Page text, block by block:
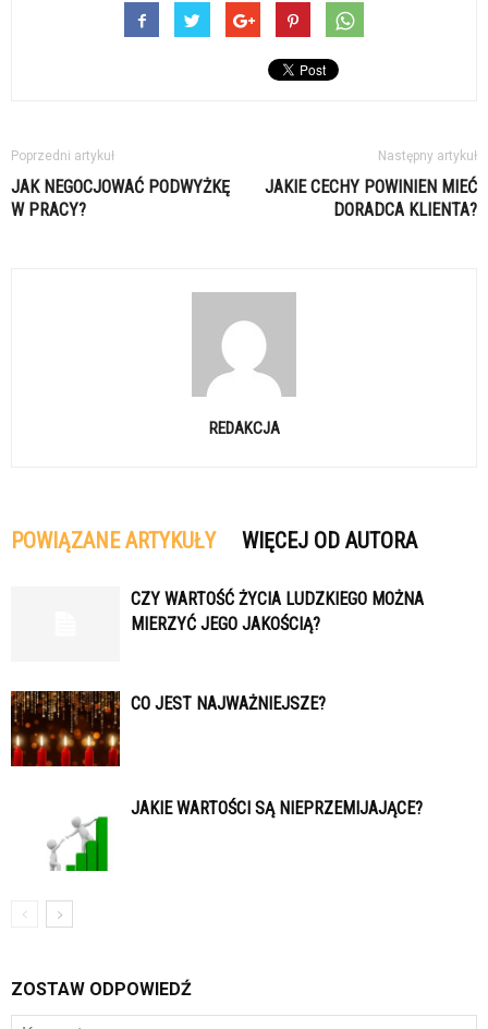
Poprzedni artykuł
JAK NEGOCJOWAĆ PODWYŻKĘ
W PRACY?
Następny artykuł
JAKIE CECHY POWINIEN MIEĆ
DORADCA KLIENTA?
REDAKCJA
POWIĄZANE ARTYKUŁY WIĘCEJ OD AUTORA
CZY WARTOŚĆ ŻYCIA LUDZKIEGO MOŻNA
MIERZYĆ JEGO JAKOŚCIĄ?
CO JEST NAJWAŻNIEJSZE?
JAKIE WARTOŚCI SĄ NIEPRZEMIJAJĄCE?
ZOSTAW ODPOWIEDŹ